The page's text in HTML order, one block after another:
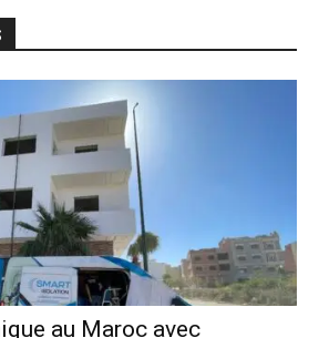
au Maroc avec